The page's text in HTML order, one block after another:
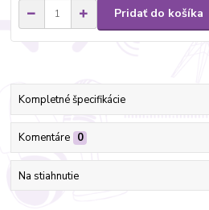
Pridať do košíka
Kompletné špecifikácie
Komentáre 0
Na stiahnutie